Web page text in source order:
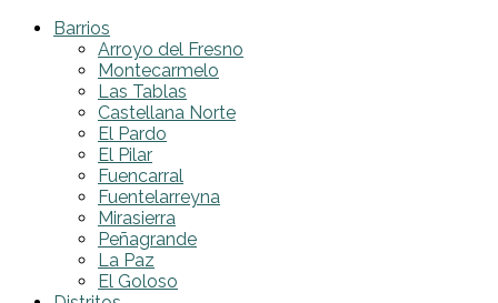
Barrios
Arroyo del Fresno
Montecarmelo
Las Tablas
Castellana Norte
El Pardo
El Pilar
Fuencarral
Fuentelarreyna
Mirasierra
Peñagrande
La Paz
El Goloso